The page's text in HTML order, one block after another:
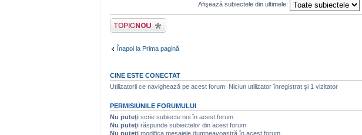
Afişează subiectele din ultimele:
Scrie un subiect
nou
Înapoi la Prima pagină
CINE ESTE CONECTAT
Utilizatorii ce navighează pe acest forum: Niciun utilizator înregistrat şi 1 vizitator
PERMISIUNILE FORUMULUI
Nu puteţi scrie subiecte noi în acest forum
Nu puteţi răspunde subiectelor din acest forum
Nu puteţi modifica mesajele dumneavoastră în acest forum